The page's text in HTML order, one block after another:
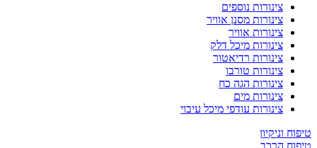
צינורות נוספים
צינורות מסנן אוויר
צינורות אוויר
צינורות מיכל דלק
צינורות רדיאטור
צינורות טורבו
צינורות הגה כח
צינורות מים
צינורות עודפי מיכל עיבוי
טיפוח וניקיון
טיפוח הרכב